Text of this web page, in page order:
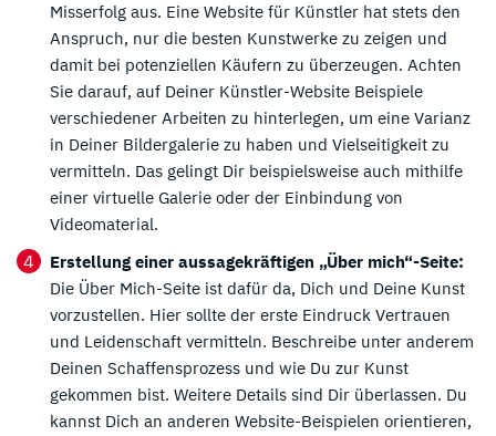
Misserfolg aus. Eine Website für Künstler hat stets den
Anspruch, nur die besten Kunstwerke zu zeigen und
damit bei potenziellen Käufern zu überzeugen. Achten
Sie darauf, auf Deiner Künstler-Website Beispiele
verschiedener Arbeiten zu hinterlegen, um eine Varianz
in Deiner Bildergalerie zu haben und Vielseitigkeit zu
vermitteln. Das gelingt Dir beispielsweise auch mithilfe
einer virtuelle Galerie oder der Einbindung von
Videomaterial.
Erstellung einer aussagekräftigen „Über mich“-Seite:
Die Über Mich-Seite ist dafür da, Dich und Deine Kunst
vorzustellen. Hier sollte der erste Eindruck Vertrauen
und Leidenschaft vermitteln. Beschreibe unter anderem
Deinen Schaffensprozess und wie Du zur Kunst
gekommen bist. Weitere Details sind Dir überlassen. Du
kannst Dich an anderen Website-Beispielen orientieren,